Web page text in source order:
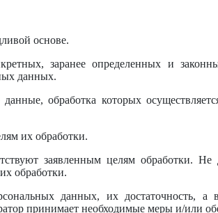
основе.
заранее определенных и
данных.
обработка которых
их обработки.
заявленным целям обработки. Не
обработки.
данных, их достаточность, а
принимает необходимые меры и/или